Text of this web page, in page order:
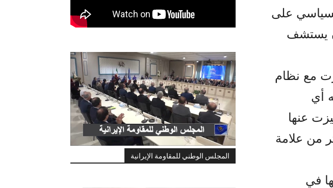
المجلس الوطني للمقاومة الإيرانية
على
يستشف
مع نظام
أي
عنها
من علامة
في